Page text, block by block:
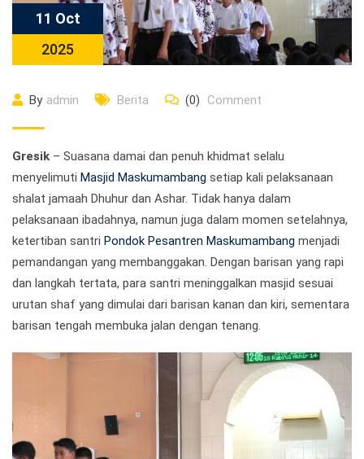
11 Oct
2025
By admin Berita (0) Comment
Gresik – Suasana damai dan penuh khidmat selalu
menyelimuti Masjid Maskumambang setiap kali pelaksanaan
shalat jamaah Dhuhur dan Ashar. Tidak hanya dalam
pelaksanaan ibadahnya, namun juga dalam momen setelahnya,
ketertiban santri Pondok Pesantren Maskumambang menjadi
pemandangan yang membanggakan. Dengan barisan yang rapi
dan langkah tertata, para santri meninggalkan masjid sesuai
urutan shaf yang dimulai dari barisan kanan dan kiri, sementara
barisan tengah membuka jalan dengan tenang.